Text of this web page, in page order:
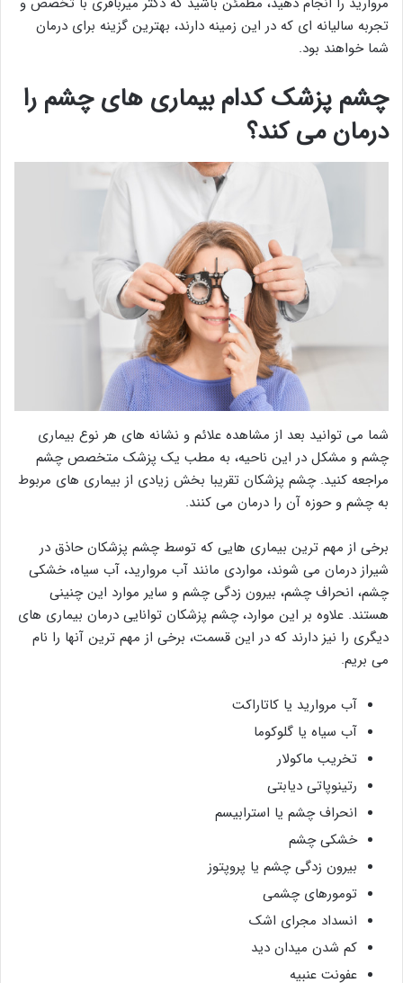
تجربه سالیانه ای که در این زمینه دارند، بهترین گزینه برای درمان
شما خواهند بود.
چشم پزشک کدام بیماری های چشم را
درمان می کند؟
شما می توانید بعد از مشاهده علائم و نشانه های هر نوع بیماری
چشم و مشکل در این ناحیه، به مطب یک پزشک متخصص چشم
مراجعه کنید. چشم پزشکان تقریبا بخش زیادی از بیماری های مربوط
به چشم و حوزه آن را درمان می کنند.
برخی از مهم ترین بیماری هایی که توسط چشم پزشکان حاذق در
شیراز درمان می شوند، مواردی مانند آب مروارید، آب سیاه، خشکی
چشم، انحراف چشم، بیرون زدگی چشم و سایر موارد این چنینی
هستند. علاوه بر این موارد، چشم پزشکان توانایی درمان بیماری های
دیگری را نیز دارند که در این قسمت، برخی از مهم ترین آنها را نام
می بریم.
آب مروارید یا کاتاراکت
آب سیاه یا گلوکوما
تخریب ماکولار
رتینوپاتی دیابتی
انحراف چشم یا استرابیسم
خشکی چشم
بیرون زدگی چشم یا پروپتوز
تومورهای چشمی
انسداد مجرای اشک
کم شدن میدان دید
عفونت عنبیه